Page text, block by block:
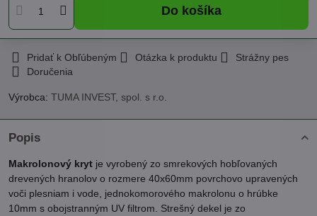
Do košíka
Pridať k Obľúbeným Otázka k produktu
Strážny pes
Doručenia
Výrobca: TUMA INVEST, spol. s r.o.
Popis
Makrolonový kryt je vyrobený zo smrekových hobľovaných
drevených hranolov o rozmere 40x60mm povrchovo upravených
voči plesniam i vode, jednokomorového makrolonu o hrúbke
10mm s obojstranným UV filtrom. Strešný dekel je zo